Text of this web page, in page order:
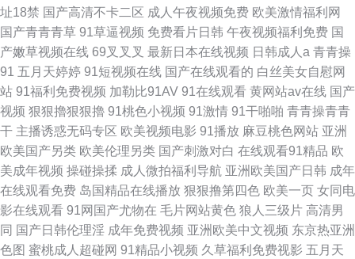
址18禁 国产高清不卡二区 成人午夜视频免费 欧美激情福利网
国产青青青草 91草逼视频 免费看片日韩 午夜视频福利免费 国
产嫩草视频在线 69叉叉叉 最新日本在线视频 日韩成人a 青青操
91 五月天婷婷 91短视频在线 国产在线观看的 白丝美女自慰网
站 91福利免费视频 加勒比91AV 91在线观看 黄网站av在线 国产
视频 狠狠擼狠狠擼 91桃色小视频 91激情 91干啪啪 青青操青青
干 主播诱惑无码专区 欧美视频电影 91播放 麻豆桃色网站 亚洲
欧美国产另类 欧美伦理另类 国产刺激对白 在线观看91精品 欧
美成年视频 操碰操揉 成人微拍福利导航 亚洲欧美国产日韩 成年
在线观看免费 岛国精品在线播放 狠狠撸第四色 欧美一页 女同电
影在线观看 91网国产尤物在 毛片网站黄色 狼人三级片 高清男
同 国产日韩伦理淫 成年免费视频 亚洲欧美中文视频 东京热亚洲
色图 蜜桃成人超碰网 91精品小视频 久草福利免费视影 五月天